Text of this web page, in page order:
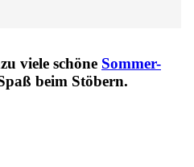
viele schöne Sommer-
beim Stöbern.